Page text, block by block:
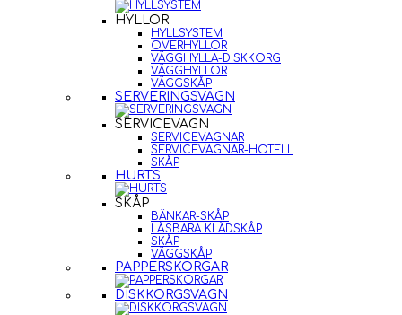
HYLLOR
HYLLSYSTEM
ÖVERHYLLOR
VÄGGHYLLA-DISKKORG
VÄGGHYLLOR
VÄGGSKÅP
SERVERINGSVAGN
SERVICEVAGN
SERVICEVAGNAR
SERVICEVAGNAR-HOTELL
SKÅP
HURTS
SKÅP
BÄNKAR-SKÅP
LÅSBARA KLÄDSKÅP
SKÅP
VÄGGSKÅP
PAPPERSKORGAR
DISKKORGSVAGN